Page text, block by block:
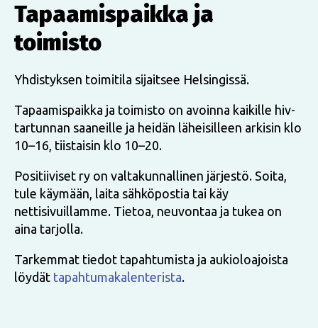
Tapaamispaikka ja
toimisto
Yhdistyksen toimitila sijaitsee Helsingissä.
Tapaamispaikka ja toimisto on avoinna kaikille hiv-
tartunnan saaneille ja heidän läheisilleen arkisin klo
10–16, tiistaisin klo 10–20.
Positiiviset ry on valtakunnallinen järjestö. Soita,
tule käymään, laita sähköpostia tai käy
nettisivuillamme. Tietoa, neuvontaa ja tukea on
aina tarjolla.
Tarkemmat tiedot tapahtumista ja aukioloajoista
löydät tapahtumakalenterista.